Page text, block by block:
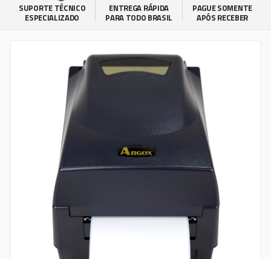
SUPORTE TÉCNICO
ESPECIALIZADO
ENTREGA RÁPIDA
PARA TODO BRASIL
PAGUE SOMENTE
APÓS RECEBER